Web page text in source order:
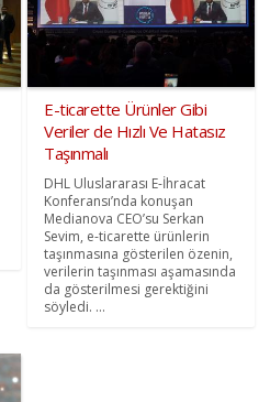
E-ticarette Ürünler Gibi
Veriler de Hızlı Ve Hatasız
Taşınmalı
DHL Uluslararası E-İhracat
Konferansı’nda konuşan
Medianova CEO’su Serkan
Sevim, e-ticarette ürünlerin
taşınmasına gösterilen özenin,
verilerin taşınması aşamasında
da gösterilmesi gerektiğini
söyledi. ...